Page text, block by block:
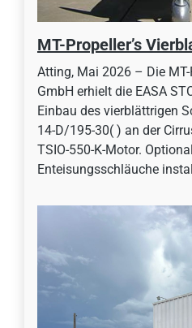
MT-Propeller’s
Atting, Mai 2026 – Die
GmbH erhielt die EASA
Einbau des vierblättrigen
14-D/195-30( ) an der
TSIO-550-K-Motor.
Enteisungsschläuche